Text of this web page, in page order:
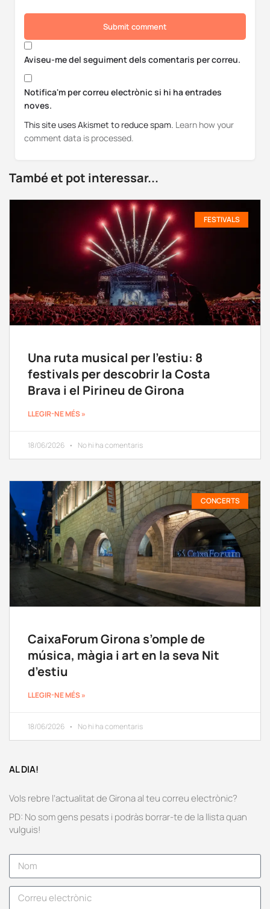
Submit comment
Aviseu-me del seguiment dels comentaris per correu.
Notifica'm per correu electrònic si hi ha entrades
noves.
This site uses Akismet to reduce spam. Learn how your
comment data is processed.
També et pot interessar...
FESTIVALS
Una ruta musical per l’estiu: 8
festivals per descobrir la Costa
Brava i el Pirineu de Girona
LLEGIR-NE MÉS »
18/06/2026 No hi ha comentaris
CONCERTS
CaixaForum Girona s’omple de
música, màgia i art en la seva Nit
d’estiu
LLEGIR-NE MÉS »
18/06/2026 No hi ha comentaris
AL DIA!
Vols rebre l’actualitat de Girona al teu correu electrònic?
PD: No som gens pesats i podràs borrar-te de la llista quan
vulguis!